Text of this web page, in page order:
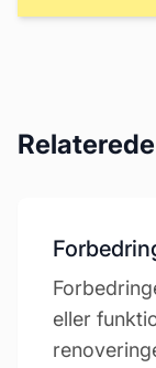
eller